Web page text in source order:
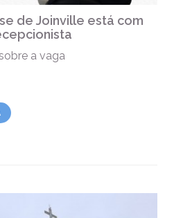
de Joinville está com
a vaga